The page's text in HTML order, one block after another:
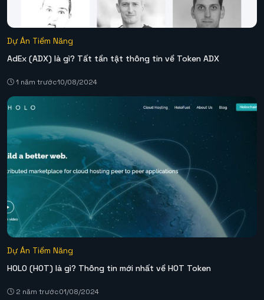
Dự Án Tiềm Năng
AdEx (ADX) là gì? Tất tần tật thông tin về Token ADX
1 năm trước10/08/2024
Dự Án Tiềm Năng
HOLO (HOT) là gì? Thông tin mới nhất về HOT Token
2 năm trước01/08/2024